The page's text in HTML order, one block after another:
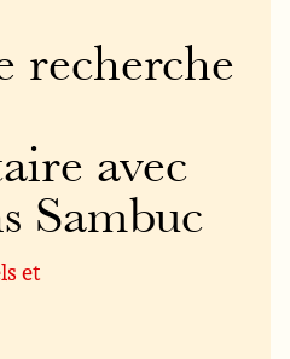
recherche
avec
Sambuc
et